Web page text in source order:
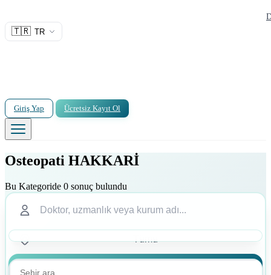
🇹🇷 TR
Giriş Yap Ücretsiz Kayıt Ol
Osteopati HAKKARİ
Bu Kategoride 0 sonuç bulundu